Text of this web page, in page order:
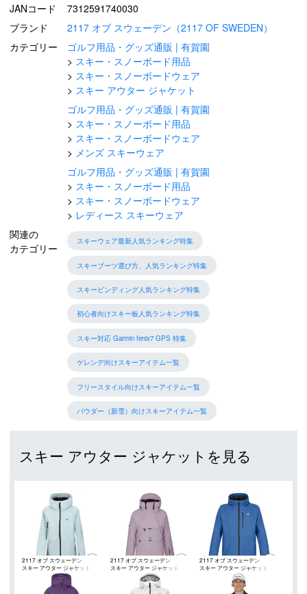
JANコード
7312591740030
ブランド
2117 オブ スウェーデン（2117 OF SWEDEN）
カテゴリー
ゴルフ用品・グッズ通販 | 有賀園
スキー・スノーボード用品
スキー・スノーボードウェア
スキー アウター ジャケット
ゴルフ用品・グッズ通販 | 有賀園
スキー・スノーボード用品
スキー・スノーボードウェア
メンズ スキーウェア
ゴルフ用品・グッズ通販 | 有賀園
スキー・スノーボード用品
スキー・スノーボードウェア
レディース スキーウェア
関連の
カテゴリー
スキーウェア最新人気ランキング特集
スキーブーツ選び方、人気ランキング特集
スキービンディング人気ランキング特集
初心者向けスキー板人気ランキング特集
スキー対応 Garmin fenix7 GPS 特集
ゲレンデ向けスキーアイテム一覧
フリースタイル向けスキーアイテム一覧
パウダー（新雪）向けスキーアイテム一覧
スキー アウター ジャケットを見る
2117 オブ スウェーデン
（2117 OF SWEDEN）
スキー アウター ジャケット
2117 オブ スウェーデン
（2117 OF SWEDEN）
スキー アウター ジャケット
2117 オブ スウェーデン
（2117 OF SWEDEN）
スキー アウター ジャケット